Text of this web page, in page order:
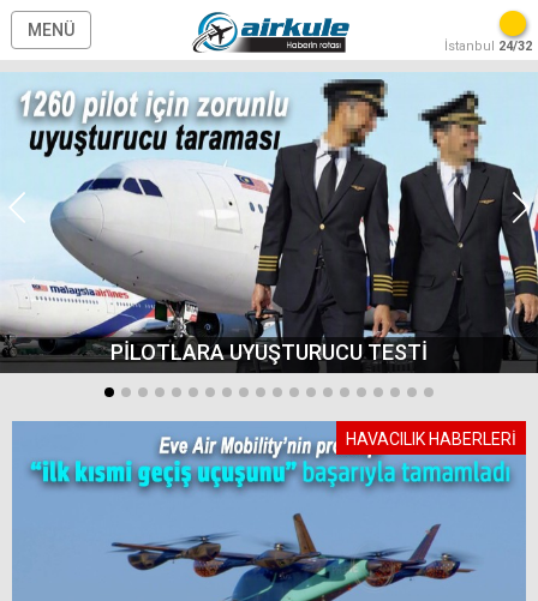
MENÜ
İstanbul 24/32
PİLOTLARA UYUŞTURUCU TESTİ
HAVACILIK HABERLERİ